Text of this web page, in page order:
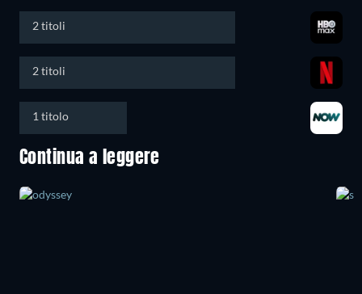
2 titoli
2 titoli
1 titolo
Continua a leggere